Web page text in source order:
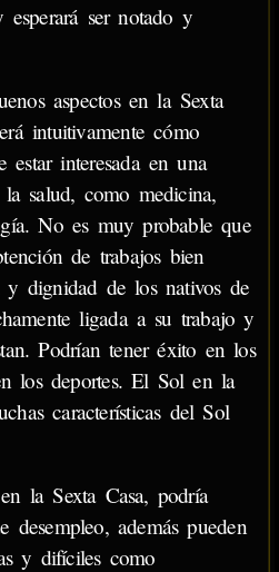
ser notado y
aspectos en la Sexta
intuitivamente cómo
interesada en una
salud, como medicina,
No es muy probable que
de trabajos bien
y dignidad de los nativos de
ligada a su trabajo y
Podrían tener éxito en los
los deportes. El Sol en la
características del Sol
la Sexta Casa, podría
desempleo, además pueden
y difíciles como